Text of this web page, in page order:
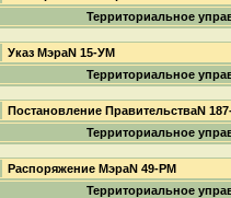
Территориальное
Указ МэраN 15-УМ
Территориальное
Постановление ПравительстваN
Территориальное
Распоряжение МэраN 49-РМ
Территориальное